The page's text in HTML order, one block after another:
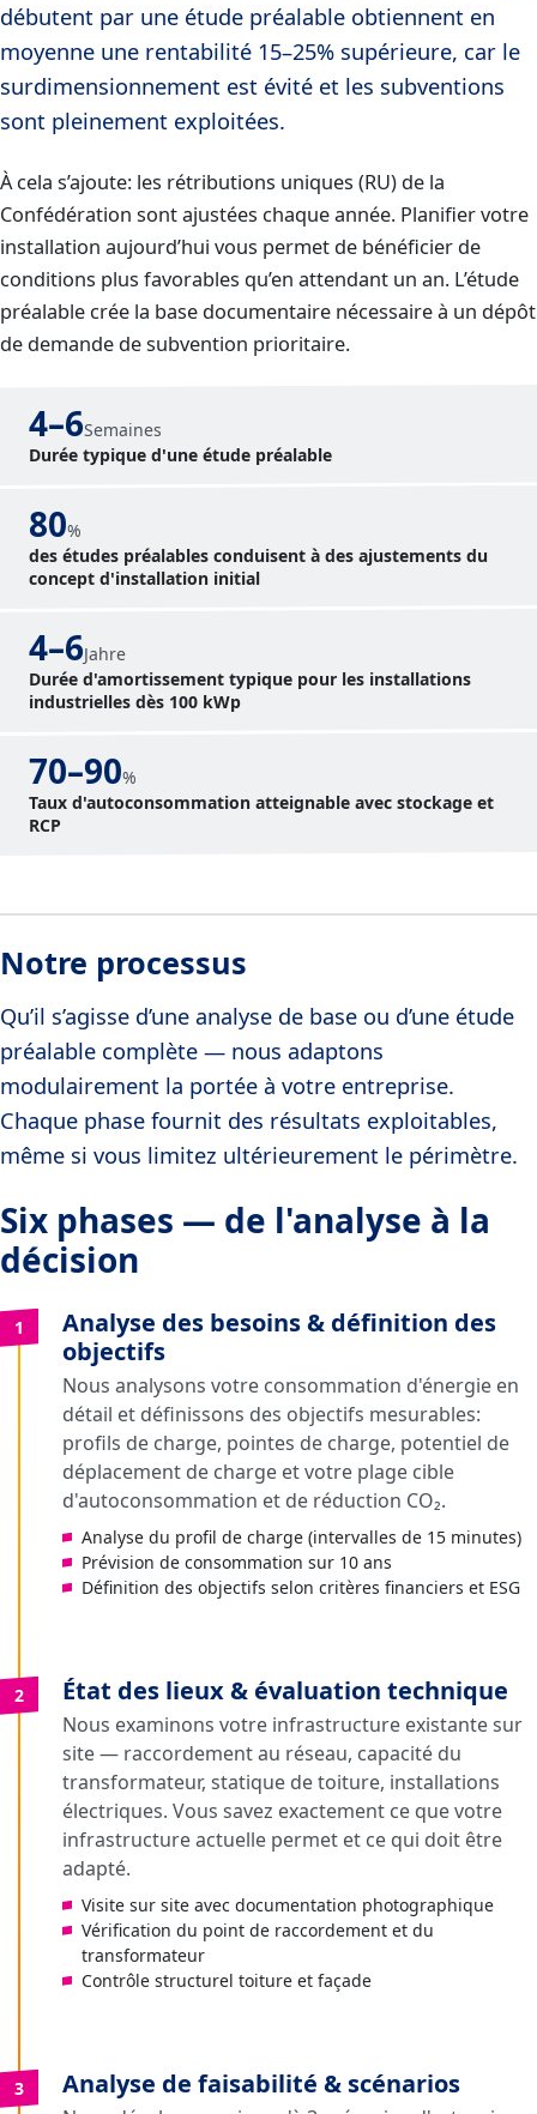
débutent par une étude préalable obtiennent en
moyenne une rentabilité 15–25% supérieure, car le
surdimensionnement est évité et les subventions
sont pleinement exploitées.
À cela s’ajoute: les rétributions uniques (RU) de la
Confédération sont ajustées chaque année. Planifier votre
installation aujourd’hui vous permet de bénéficier de
conditions plus favorables qu’en attendant un an. L’étude
préalable crée la base documentaire nécessaire à un dépôt
de demande de subvention prioritaire.
4–6Semaines
Durée typique d'une étude préalable
80%
des études préalables conduisent à des ajustements du
concept d'installation initial
4–6Jahre
Durée d'amortissement typique pour les installations
industrielles dès 100 kWp
70–90%
Taux d'autoconsommation atteignable avec stockage et
RCP
Notre processus
Qu’il s’agisse d’une analyse de base ou d’une étude
préalable complète — nous adaptons
modulairement la portée à votre entreprise.
Chaque phase fournit des résultats exploitables,
même si vous limitez ultérieurement le périmètre.
Six phases — de l'analyse à la
décision
1
Analyse des besoins & définition des
objectifs
Nous analysons votre consommation d'énergie en
détail et définissons des objectifs mesurables:
profils de charge, pointes de charge, potentiel de
déplacement de charge et votre plage cible
d'autoconsommation et de réduction CO₂.
Analyse du profil de charge (intervalles de 15 minutes)
Prévision de consommation sur 10 ans
Définition des objectifs selon critères financiers et ESG
2 État des lieux & évaluation technique
Nous examinons votre infrastructure existante sur
site — raccordement au réseau, capacité du
transformateur, statique de toiture, installations
électriques. Vous savez exactement ce que votre
infrastructure actuelle permet et ce qui doit être
adapté.
Visite sur site avec documentation photographique
Vérification du point de raccordement et du
transformateur
Contrôle structurel toiture et façade
3 Analyse de faisabilité & scénarios